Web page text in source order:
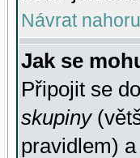
Návrat nahoru
Jak se
Připojit se
skupiny
pravidlem)